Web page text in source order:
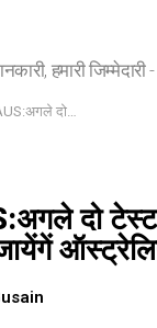
हमारी
अनफिट,नहीं जायेंगें ऑस्ट्रेलिया दौरे पर
दो